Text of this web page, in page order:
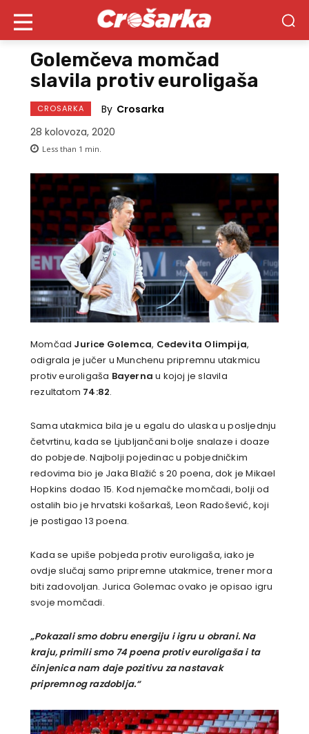
Golemčeva momčad
slavila protiv euroligaša
CROSARKA By Crosarka
28 kolovoza, 2020
Less than 1 min.
Momčad Jurice Golemca, Cedevita Olimpija,
odigrala je jučer u Munchenu pripremnu utakmicu
protiv euroligaša Bayerna u kojoj je slavila
rezultatom 74:82.
Sama utakmica bila je u egalu do ulaska u posljednju
četvrtinu, kada se Ljubljančani bolje snalaze i doaze
do pobjede. Najbolji pojedinac u pobjedničkim
redovima bio je Jaka Blažić s 20 poena, dok je Mikael
Hopkins dodao 15. Kod njemačke momčadi, bolji od
ostalih bio je hrvatski košarkaš, Leon Radošević, koji
je postigao 13 poena.
Kada se upiše pobjeda protiv euroligaša, iako je
ovdje slučaj samo pripremne utakmice, trener mora
biti zadovoljan. Jurica Golemac ovako je opisao igru
svoje momčadi.
„Pokazali smo dobru energiju i igru u obrani. Na
kraju, primili smo 74 poena protiv euroligaša i ta
činjenica nam daje pozitivu za nastavak
pripremnog razdoblja.“